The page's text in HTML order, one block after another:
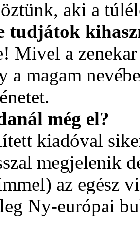
aki a
tudjátok
Mivel a
a magam
még el?
kiadóval
megjelenik
az egész
Ny-európai